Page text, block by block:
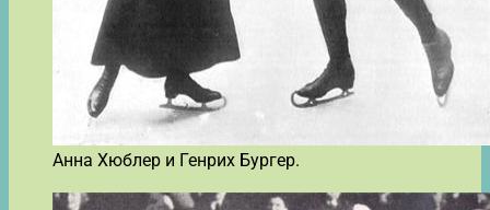
Анна Хюблер и Генрих Бургер.